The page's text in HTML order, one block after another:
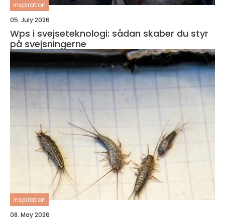
inspiration
05. July 2026
Wps i svejseteknologi: sådan skaber du styr
på svejsningerne
inspiration
08. May 2026